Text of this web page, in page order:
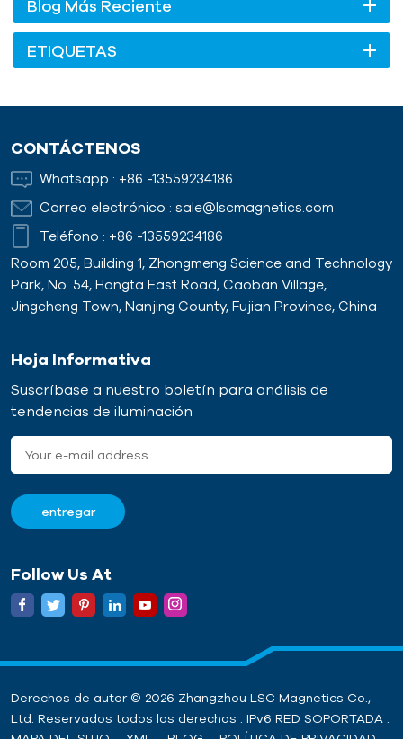
Blog Más Reciente
ETIQUETAS
CONTÁCTENOS
Whatsapp : +86 -13559234186
Correo electrónico : sale@lscmagnetics.com
Teléfono : +86 -13559234186
Room 205, Building 1, Zhongmeng Science and Technology
Park, No. 54, Hongta East Road, Caoban Village,
Jingcheng Town, Nanjing County, Fujian Province, China
Hoja Informativa
Suscríbase a nuestro boletín para análisis de
tendencias de iluminación
Follow Us At
Derechos de autor © 2026 Zhangzhou LSC Magnetics Co.,
Ltd. Reservados todos los derechos . IPv6 RED SOPORTADA .